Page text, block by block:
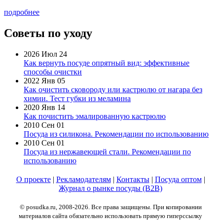
подробнее
Советы по уходу
2026 Июл 24
Как вернуть посуде опрятный вид: эффективные
способы очистки
2022 Янв 05
Как очистить сковороду или кастрюлю от нагара без
химии. Тест губки из меламина
2020 Янв 14
Как почистить эмалированную кастрюлю
2010 Сен 01
Посуда из силикона. Рекомендации по использованию
2010 Сен 01
Посуда из нержавеющей стали. Рекомендации по
использованию
О проекте| Рекламодателям| Контакты| Посуда оптом|
Журнал о рынке посуды (B2B)
© posudka.ru, 2008-2026. Все права защищены. При копировании
материалов сайта обязательно использовать прямую гиперссылку